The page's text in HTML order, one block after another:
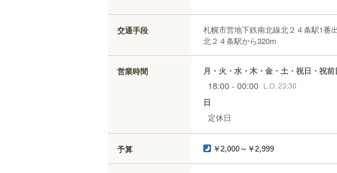
交通手段
札幌市営地下鉄南北線北２４条駅1番
北２４条駅から320m
営業時間 月・火・水・木・金・土・祝日・祝
18:00 - 00:00 L.O. 23:30
日
定休日
予算 ￥2,000～￥2,999